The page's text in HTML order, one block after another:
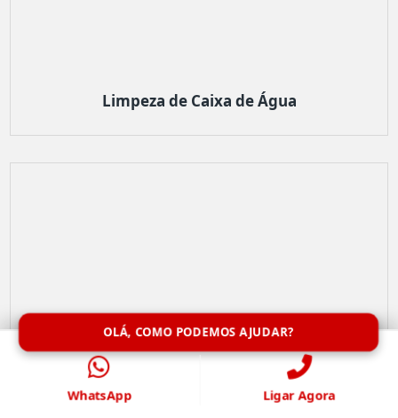
Limpeza de Caixa de Água
OLÁ, COMO PODEMOS AJUDAR?
WhatsApp Ligar Agora